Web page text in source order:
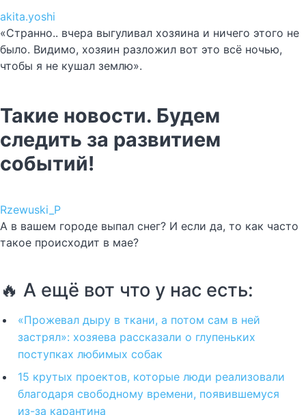
akita.yoshi
«Странно.. вчера выгуливал хозяина и ничего этого не
было. Видимо, хозяин разложил вот это всё ночью,
чтобы я не кушал землю».
Такие новости. Будем
следить за развитием
событий!
Rzewuski_P
А в вашем городе выпал снег? И если да, то как часто
такое происходит в мае?
🔥 А ещё вот что у нас есть:
«Прожевал дыру в ткани, а потом сам в ней
застрял»: хозяева рассказали о глупеньких
поступках любимых собак
15 крутых проектов, которые люди реализовали
благодаря свободному времени, появившемуся
из-за карантина